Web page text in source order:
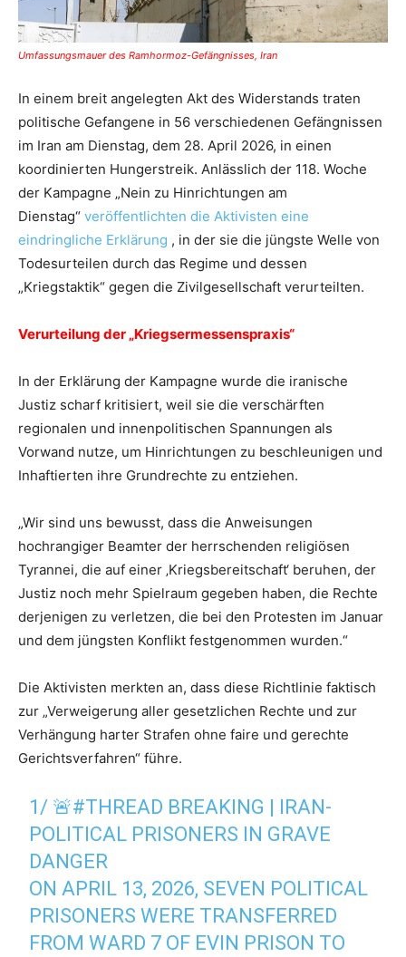
Umfassungsmauer des Ramhormoz-Gefängnisses, Iran
In einem breit angelegten Akt des Widerstands traten
politische Gefangene in 56 verschiedenen Gefängnissen
im Iran am Dienstag, dem 28. April 2026, in einen
koordinierten Hungerstreik. Anlässlich der 118. Woche
der Kampagne „Nein zu Hinrichtungen am
Dienstag“ veröffentlichten die Aktivisten eine
eindringliche Erklärung , in der sie die jüngste Welle von
Todesurteilen durch das Regime und dessen
„Kriegstaktik“ gegen die Zivilgesellschaft verurteilten.
Verurteilung der „Kriegsermessenspraxis“
In der Erklärung der Kampagne wurde die iranische
Justiz scharf kritisiert, weil sie die verschärften
regionalen und innenpolitischen Spannungen als
Vorwand nutze, um Hinrichtungen zu beschleunigen und
Inhaftierten ihre Grundrechte zu entziehen.
„Wir sind uns bewusst, dass die Anweisungen
hochrangiger Beamter der herrschenden religiösen
Tyrannei, die auf einer ‚Kriegsbereitschaft‘ beruhen, der
Justiz noch mehr Spielraum gegeben haben, die Rechte
derjenigen zu verletzen, die bei den Protesten im Januar
und dem jüngsten Konflikt festgenommen wurden.“
Die Aktivisten merkten an, dass diese Richtlinie faktisch
zur „Verweigerung aller gesetzlichen Rechte und zur
Verhängung harter Strafen ohne faire und gerechte
Gerichtsverfahren“ führe.
1/ 🚨#THREAD BREAKING | IRAN-
POLITICAL PRISONERS IN GRAVE
DANGER
ON APRIL 13, 2026, SEVEN POLITICAL
PRISONERS WERE TRANSFERRED
FROM WARD 7 OF EVIN PRISON TO